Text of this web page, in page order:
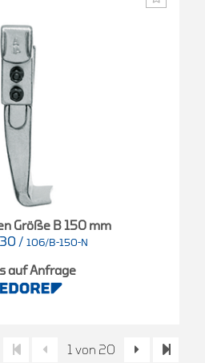
Größe B 150 mm
/ 106/B-150-N
auf Anfrage
1 von 20